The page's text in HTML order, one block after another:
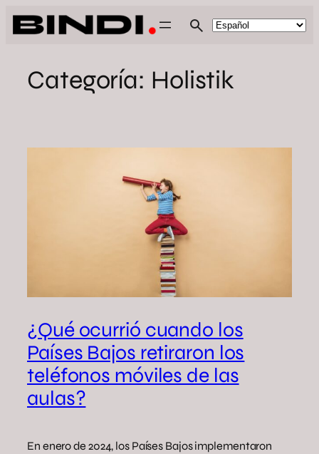
Saltar
al
Categoría: Holistik
¿Qué ocurrió cuando los
Países Bajos retiraron los
teléfonos móviles de las
aulas?
En enero de 2024, los Países Bajos implementaron